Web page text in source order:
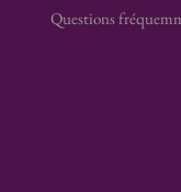
Questions